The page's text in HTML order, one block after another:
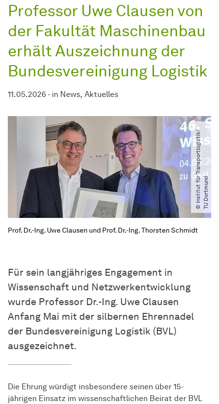
Professor Uwe Clausen von
der Fakultät Maschinenbau
erhält Auszeichnung der
Bundesvereinigung Logistik
11.05.2026 - in News Aktuelles
©
I
n
s
t
i
t
u
t
f
ür
T
r
a
n
s
p
o
r
t
l
o
g
i
s
t
i
k​
/​
T
U
D
o
r
t
m
u
nd
Prof. Dr.-Ing. Uwe Clausen und Prof. Dr.-Ing. Thorsten Schmidt
Für sein langjähriges Engagement in
Wissenschaft und Netzwerkentwicklung
wurde Professor Dr.-Ing. Uwe Clausen
Anfang Mai mit der silbernen Ehrennadel
der Bundesvereinigung Logistik (BVL)
ausgezeichnet.
Die Ehrung würdigt insbesondere seinen über 15-
jährigen Einsatz im wissenschaftlichen Beirat der BVL